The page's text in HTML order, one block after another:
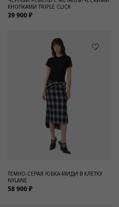
КНОПКАМИ TRIPLE CLICK
39 900 ₽
ТЕМНО-СЕРАЯ ЮБКА-МИДИ В КЛЕТКУ
NYLANE
58 900 ₽